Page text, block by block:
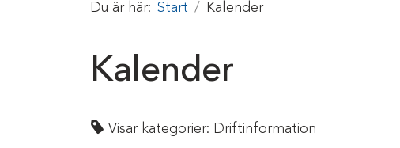
Du är här: Start Kalender
Kalender
Visar kategorier: Driftinformation